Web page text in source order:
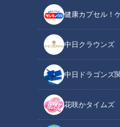
健康カプセル！
中日クラウンズ
中日ドラゴンズ
花咲かタイムズ